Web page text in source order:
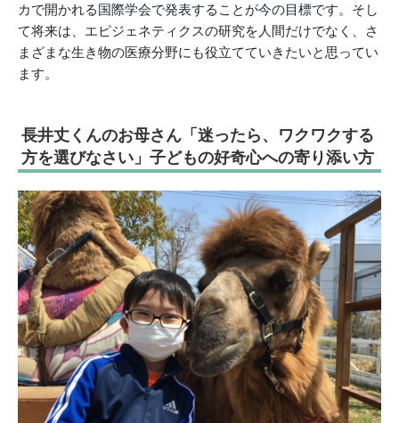
カで開かれる国際学会で発表することが今の目標です。そし
て将来は、エピジェネティクスの研究を人間だけでなく、さ
まざまな生き物の医療分野にも役立てていきたいと思ってい
ます。
長井丈くんのお母さん「迷ったら、ワクワクする
方を選びなさい」子どもの好奇心への寄り添い方